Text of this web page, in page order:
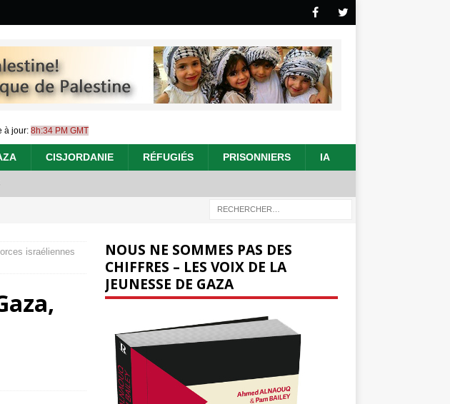
à jour: 8h:34 PM GMT
CISJORDANIE RÉFUGIÉS PRISONNIERS IA
août 2026 ]
israéliennes
NOUS NE SOMMES PAS DES
CHIFFRES – LES VOIX DE LA
JEUNESSE DE GAZA